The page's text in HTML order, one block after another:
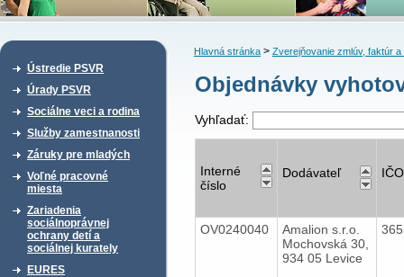
Ústredie PSVR
Úrady PSVR
Sociálne veci a rodina
Služby zamestnanosti
Záruky pre mladých
Voľné pracovné
miesta
Zariadenia
sociálnoprávnej
ochrany detí a
sociálnej kurately
EURES
Hlavná stránka> Zverejňovanie zmlúv, faktúr a
Objednávky
Vyhľadať:
Interné
číslo
Dodávateľ IČO
OV0240040
Amalion s.r.o.
Mochovská 30,
934 05 Levice